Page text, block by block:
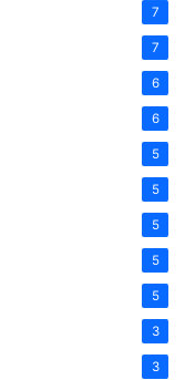
7
7
6
6
5
5
5
5
5
3
3